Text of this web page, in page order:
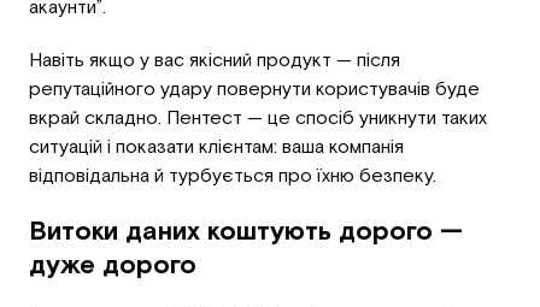
акаунти”.
Навіть якщо у вас якісний продукт — після
репутаційного удару повернути користувачів буде
вкрай складно. Пентест — це спосіб уникнути таких
ситуацій і показати клієнтам: ваша компанія
відповідальна й турбується про їхню безпеку.
Витоки даних коштують дорого —
дуже дорого